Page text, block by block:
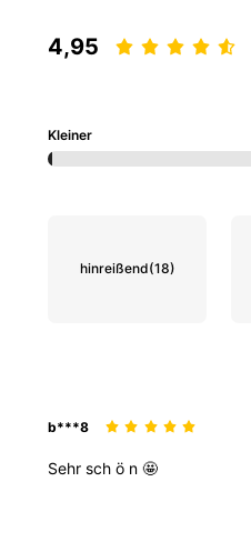
4,95
Kleiner
hinreißend(18)
b***8
Sehr sch ö n 🤩